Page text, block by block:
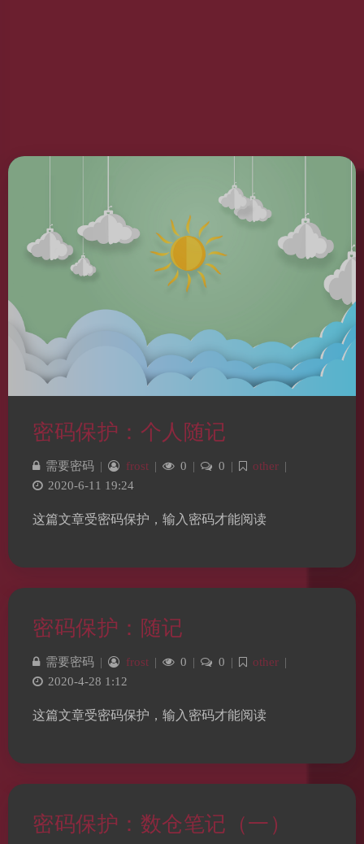
密码保护：个人随记
需要密码 | frost | 0 | 0 | other |
2020-6-11 19:24
这篇文章受密码保护，输入密码才能阅读
密码保护：随记
需要密码 | frost | 0 | 0 | other |
2020-4-28 1:12
这篇文章受密码保护，输入密码才能阅读
密码保护：数仓笔记（一）